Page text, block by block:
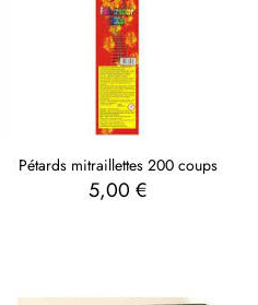
Pétards mitraillettes 200 coups
5,00 €